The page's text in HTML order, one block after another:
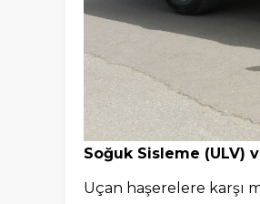
Soğuk Sisleme (ULV)
Uçan haşerelere karşı